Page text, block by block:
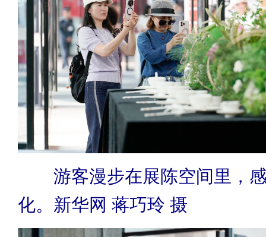
游客漫步在展陈空间里，
化。新华网 蒋巧玲 摄